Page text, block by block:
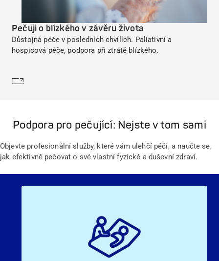
Pečuji o blízkého v závěru života
Důstojná péče v posledních chvílích. Paliativní a
hospicová péče, podpora při ztrátě blízkého.
Dozvědět se více
Podpora pro pečující: Nejste v tom sami
Objevte profesionální služby, které vám ulehčí péči, a naučte se,
jak efektivně pečovat o své vlastní fyzické a duševní zdraví.